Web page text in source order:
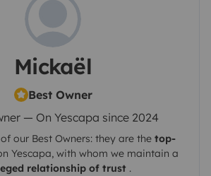
Mickaël
Best Owner
— On Yescapa since 2024
our Best Owners: they are the top-
Yescapa, with whom we maintain a
relationship of trust.